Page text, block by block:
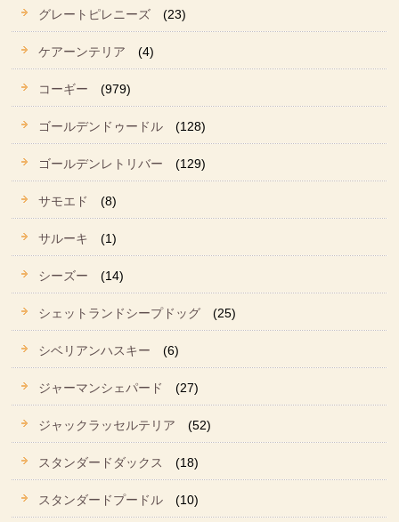
グレートピレニーズ (23)
ケアーンテリア (4)
コーギー (979)
ゴールデンドゥードル (128)
ゴールデンレトリバー (129)
サモエド (8)
サルーキ (1)
シーズー (14)
シェットランドシープドッグ (25)
シベリアンハスキー (6)
ジャーマンシェパード (27)
ジャックラッセルテリア (52)
スタンダードダックス (18)
スタンダードプードル (10)